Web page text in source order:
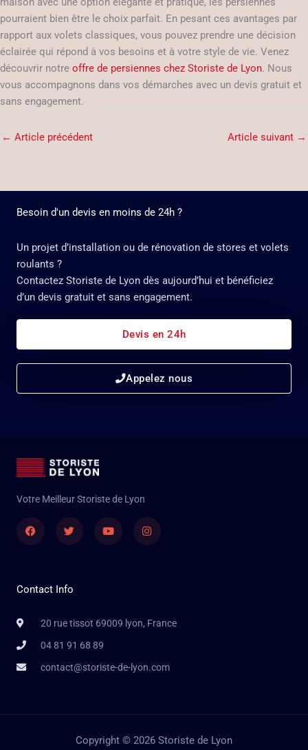
pourraient bien être le choix parfait. En pesant ces avantages par
rapport aux volets classiques, vous pouvez prendre une décision
éclairée qui répond à vos besoins et à votre style de vie. Venez
découvrir notre offre de persiennes chez Storiste de Lyon. Nous
vous accompagnons dans vos démarches avec un devis gratuit et
sans engagement.
← Article précédent Article suivant →
Besoin d'un devis en moins de 24h ?
Un projet d’installation ou de rénovation de stores et volets
roulants ?
Contactez Storiste de Lyon dès aujourd’hui et bénéficiez
d’un devis gratuit et sans engagement.
Devis en 24h
Appelez nous
Votre Meilleur Storiste de Lyon
FacebookTwitter YoutubeInstagram
Contact Info
20 rue tissot 69009 lyon, France
04 81 91 68 89
contact@storiste-de-lyon.com
Copyright © 2026 Storiste de Lyon